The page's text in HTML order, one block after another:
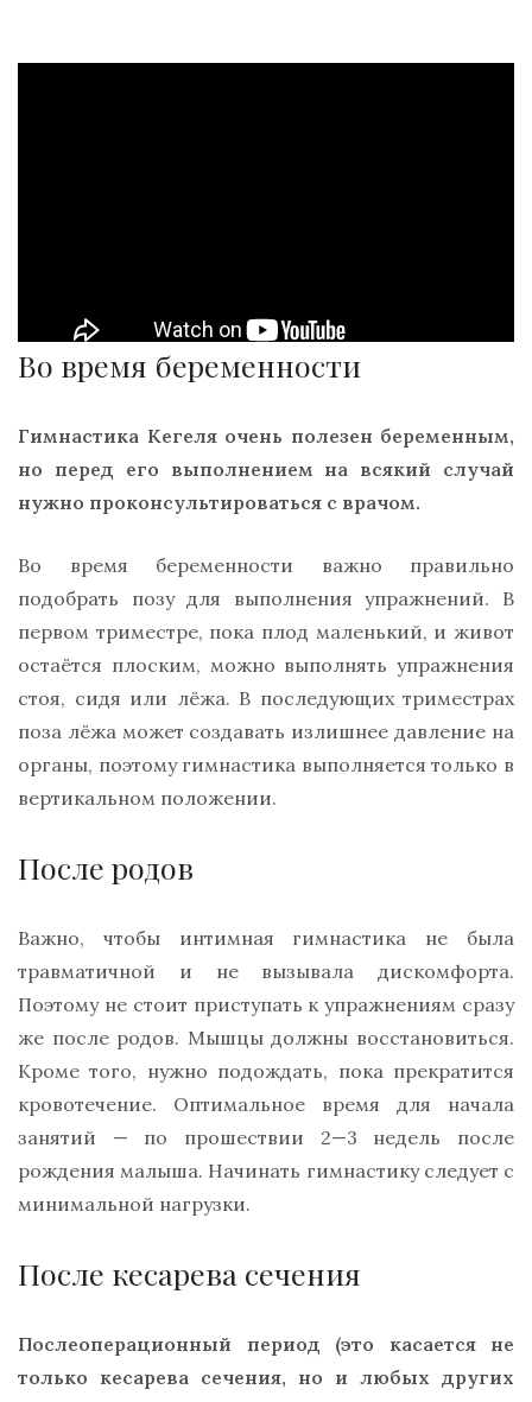
Во время беременности
Гимнастика Кегеля очень полезен беременным,
но перед его выполнением на всякий случай
нужно проконсультироваться с врачом.
Во время беременности важно правильно
подобрать позу для выполнения упражнений. В
первом триместре, пока плод маленький, и живот
остаётся плоским, можно выполнять упражнения
стоя, сидя или лёжа. В последующих триместрах
поза лёжа может создавать излишнее давление на
органы, поэтому гимнастика выполняется только в
вертикальном положении.
После родов
Важно, чтобы интимная гимнастика не была
травматичной и не вызывала дискомфорта.
Поэтому не стоит приступать к упражнениям сразу
же после родов. Мышцы должны восстановиться.
Кроме того, нужно подождать, пока прекратится
кровотечение. Оптимальное время для начала
занятий — по прошествии 2—3 недель после
рождения малыша. Начинать гимнастику следует с
минимальной нагрузки.
После кесарева сечения
Послеоперационный период (это касается не
только кесарева сечения, но и любых других